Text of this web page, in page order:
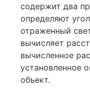
содержит два
определяют
отраженный
вычисляет
вычисленное
установленное
объект.